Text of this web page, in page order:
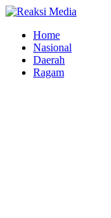
Home
Nasional
Daerah
Ragam